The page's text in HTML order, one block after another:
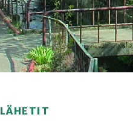
LÄHETIT